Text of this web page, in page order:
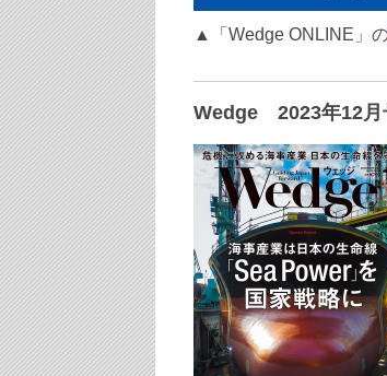
▲「Wedge ONLINE」
Wedge 2023年12月